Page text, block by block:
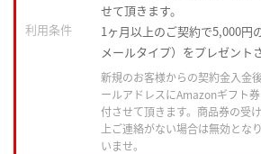
せて頂きます。
利用条件
1ヶ月以上のご契約で5,000円
メールタイプ）をプレゼント
新規のお客様からの契約金入金
ールアドレスにAmazonギフト
付させて頂きます。商品券の受
上ご連絡がない場合は無効とな
いませ。